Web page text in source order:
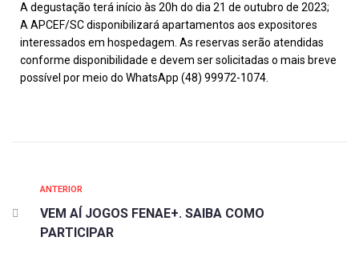
A degustação terá início às 20h do dia 21 de outubro de 2023;
A APCEF/SC disponibilizará apartamentos aos expositores
interessados em hospedagem. As reservas serão atendidas
conforme disponibilidade e devem ser solicitadas o mais breve
possível por meio do WhatsApp (48) 99972-1074.
ANTERIOR
VEM AÍ JOGOS FENAE+. SAIBA COMO
PARTICIPAR